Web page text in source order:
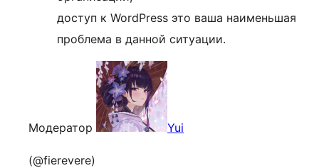
доступ к WordPress это ваша наименьшая
проблема в данной ситуации.
Модератор Yui
(@fierevere)